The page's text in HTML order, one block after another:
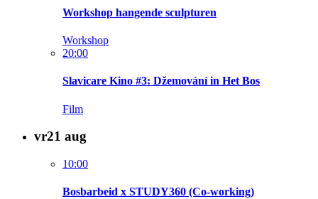
Workshop hangende sculpturen
Workshop
20:00
Slavicare Kino #3: Džemování in Het Bos
Film
vr21 aug
10:00
Bosbarbeid x STUDY360 (Co-working)